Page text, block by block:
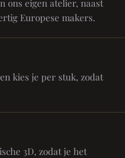
ons eigen atelier, naast
Europese makers.
kies je per stuk, zodat
3D, zodat je het